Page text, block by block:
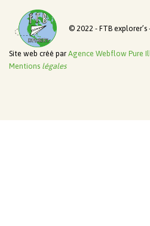
© 2022 - FTB explorer’s
Site web créé par Agence Webflow Pure
Mentions légales